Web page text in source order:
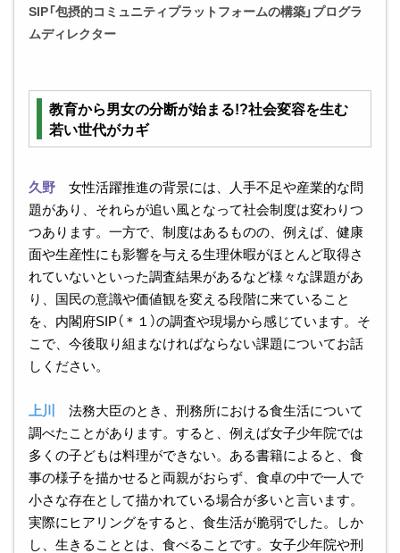
SIP「包摂的コミュニティプラットフォームの構築」プログラ
ムディレクター
教育から男女の分断が始まる!?社会変容を生む
若い世代がカギ
久野 女性活躍推進の背景には、人手不足や産業的な問
題があり、それらが追い風となって社会制度は変わりつ
つあります。一方で、制度はあるものの、例えば、健康
面や生産性にも影響を与える生理休暇がほとんど取得さ
れていないといった調査結果があるなど様々な課題があ
り、国民の意識や価値観を変える段階に来ていること
を、内閣府SIP（＊１）の調査や現場から感じています。そ
こで、今後取り組まなければならない課題についてお話
しください。
上川 法務大臣のとき、刑務所における食生活について
調べたことがあります。すると、例えば女子少年院では
多くの子どもは料理ができない。ある書籍によると、食
事の様子を描かせると両親がおらず、食卓の中で一人で
小さな存在として描かれている場合が多いと言います。
実際にヒアリングをすると、食生活が脆弱でした。しか
し、生きることとは、食べることです。女子少年院や刑